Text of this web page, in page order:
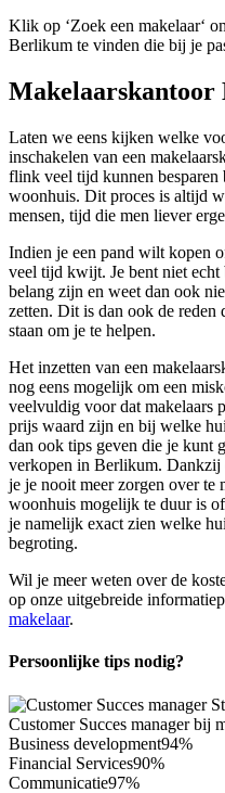
Klik op ‘Zoek een makelaar‘
Berlikum te vinden die bij je
Makelaarskantoor
Laten we eens kijken welke
inschakelen van een
flink veel tijd kunnen
woonhuis. Dit proces is altijd
mensen, tijd die men liever
Indien je een pand wilt kopen
veel tijd kwijt. Je bent niet echt
belang zijn en weet dan ook
zetten. Dit is dan ook de reden
staan om je te helpen.
Het inzetten van een
nog eens mogelijk om een
veelvuldig voor dat makelaars
prijs waard zijn en bij welke
dan ook tips geven die je kunt
verkopen in Berlikum. Dankzij
je je nooit meer zorgen over te
woonhuis mogelijk te duur is
je namelijk exact zien welke
begroting.
Wil je meer weten over de
op onze uitgebreide
makelaar.
Persoonlijke tips nodig?
Customer Succes manager bij
Business development94%
Financial Services90%
Communicatie97%